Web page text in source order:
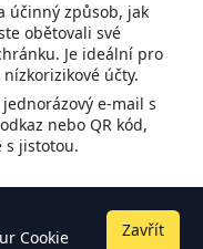
účinný způsob, jak
obětovali své
Je ideální pro
účty.
e-mail s
nebo QR kód,
jistotou.
Cookie
Zavřít